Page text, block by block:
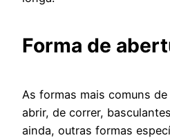
Forma de
As formas mais comuns
abrir, de correr,
ainda, outras formas